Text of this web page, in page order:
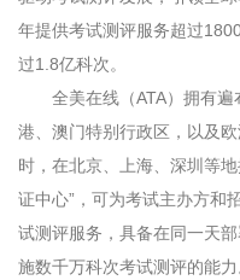
年提供考试测评服务超过
过1.8亿科次。
全美在线（ATA）拥有遍
港、澳门特别行政区，以及
时，在北京、上海、深圳等
证中心”，可为考试主办方和
试测评服务，具备在同一天
施数千万科次考试测评的能力